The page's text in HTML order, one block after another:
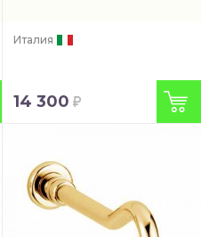
Италия
14 300